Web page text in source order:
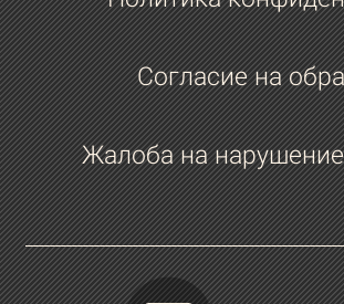
Согласие на
Жалоба на